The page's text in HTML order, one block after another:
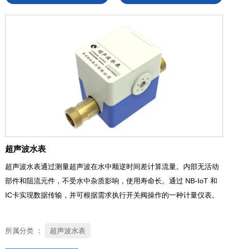
超声波水表
超声波水表通过测量超声波在水中顺逆时间差计算流量。内部无活动
部件和阻流元件，不受水中杂质影响，使用寿命长。通过 NB-IoT 和
IC卡实现数据传输，并可根据需求执行开关阀操作的一种计量仪表。
所属分类 ： 超声波水表